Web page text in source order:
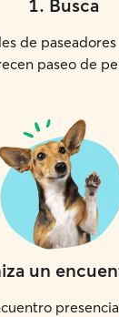
1. Busca
de
paseo de
un